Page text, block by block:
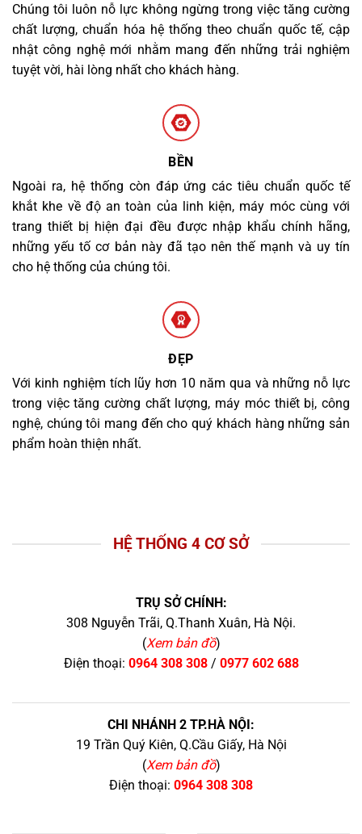
Chúng tôi luôn nỗ lực không ngừng trong việc tăng cường
chất lượng, chuẩn hóa hệ thống theo chuẩn quốc tế, cập
nhật công nghệ mới nhằm mang đến những trải nghiệm
tuyệt vời, hài lòng nhất cho khách hàng.
BỀN
Ngoài ra, hệ thống còn đáp ứng các tiêu chuẩn quốc tế
khắt khe về độ an toàn của linh kiện, máy móc cùng với
trang thiết bị hiện đại đều được nhập khẩu chính hãng,
những yếu tố cơ bản này đã tạo nên thế mạnh và uy tín
cho hệ thống của chúng tôi.
ĐẸP
Với kinh nghiệm tích lũy hơn 10 năm qua và những nỗ lực
trong việc tăng cường chất lượng, máy móc thiết bị, công
nghệ, chúng tôi mang đến cho quý khách hàng những sản
phẩm hoàn thiện nhất.
HỆ THỐNG 4 CƠ SỞ
TRỤ SỞ CHÍNH:
308 Nguyễn Trãi, Q.Thanh Xuân, Hà Nội.
(Xem bản đồ)
Điện thoại: 0964 308 308/ 0977 602 688
CHI NHÁNH 2 TP.HÀ NỘI:
19 Trần Quý Kiên, Q.Cầu Giấy, Hà Nội
(Xem bản đồ)
Điện thoại: 0964 308 308